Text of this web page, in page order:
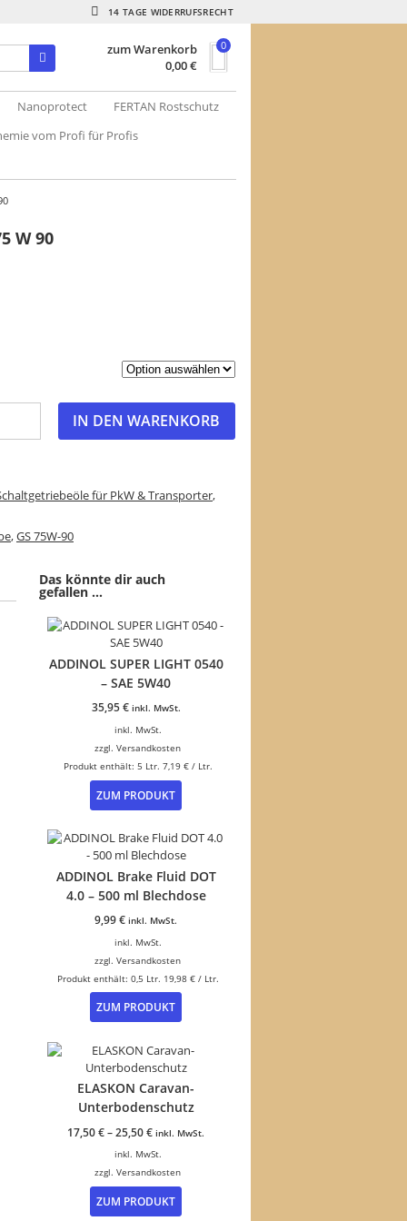
14 TAGE WIDERRUFSRECHT
zum Warenkorb
0,00€
0
Nanoprotect
FERTAN Rostschutz
vom Profi für Profis
W 90
IN DEN WARENKORB
für PkW & Transporter,
,GS 75W-90
Das könnte dir auch
gefallen …
ADDINOL SUPER LIGHT 0540
– SAE 5W40
35,95€ inkl. MwSt.
inkl. MwSt.
zzgl.Versandkosten
Produkt enthält: 5 Ltr. 7,19 €/ Ltr.
ZUM PRODUKT
ADDINOL Brake Fluid DOT
4.0 – 500 ml Blechdose
9,99€ inkl. MwSt.
inkl. MwSt.
zzgl.Versandkosten
Produkt enthält: 0,5 Ltr. 19,98 €/ Ltr.
ZUM PRODUKT
ELASKON Caravan-
Unterbodenschutz
17,50€–25,50€ inkl. MwSt.
inkl. MwSt.
zzgl.Versandkosten
ZUM PRODUKT
Dieses